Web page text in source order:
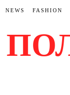
NEWS FASHION